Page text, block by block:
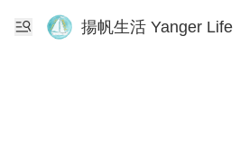
揚帆生活 Yanger Life